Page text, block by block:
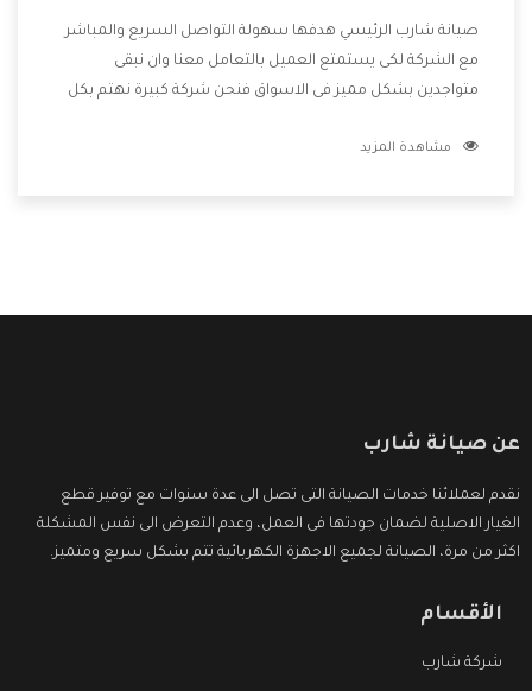
صيانة شارب الرئيسي هدفها سهولة التواصل السريع والمباشر
مع الشركة لكى يستمتع العميل بالتعامل معنا وان نبقى
متواجدين بشكل مميز فى الاسواق فنحن شركة كبيرة نهتم بكل
الشركة بها والتى تكون منها خدمة الصيانة التى تكون من أهم
مشاهدة المزيد
عن صيانة شارب
نقدم لعملائنا خدمات الصيانة التى تصل الى عدة سنوات مع توفير قطع
الغيار الاصلية لضمان جودتها فى العمل، وعدم التعرض الى نفس المشكلة
اكثر من مرة، الصيانة لجميع الاجهزة الكهربائية تتم بشكل سريع ومتميز.
الأقسام
شركة شارب